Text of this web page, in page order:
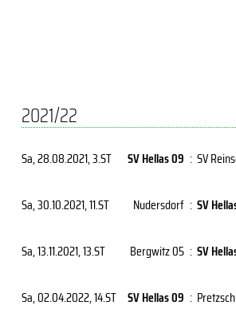
2021/22
Sa, 28.08.2021, 3.ST SV Hellas 09 : SV
Sa, 30.10.2021, 11.ST Nudersdorf : SV
Sa, 13.11.2021, 13.ST Bergwitz 05 : SV
Sa, 02.04.2022, 14.ST SV Hellas 09 : Pretzsch